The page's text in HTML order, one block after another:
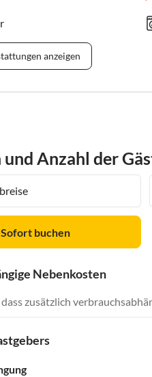
anzeigen
Anzahl der
Sofort buchen
Nebenkosten
zusätzlich